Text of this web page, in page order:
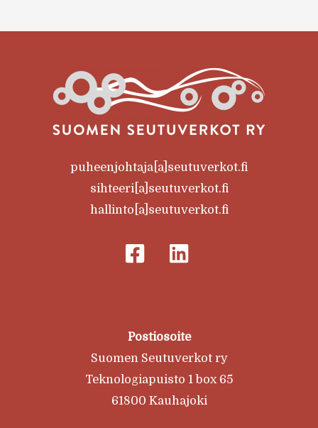
puheenjohtaja[a]seutuverkot.fi
sihteeri[a]seutuverkot.fi
hallinto[a]seutuverkot.fi
Postiosoite
Suomen Seutuverkot ry
Teknologiapuisto 1 box 65
61800 Kauhajoki